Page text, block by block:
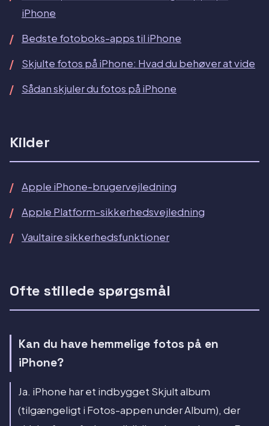
iPhone
Bedste fotoboks-apps til iPhone
Skjulte fotos på iPhone: Hvad du behøver at vide
Sådan skjuler du fotos på iPhone
Kilder
Apple iPhone-brugervejledning
Apple Platform-sikkerhedsvejledning
Vaultaire sikkerhedsfunktioner
Ofte stillede spørgsmål
Kan du have hemmelige fotos på en
iPhone?
Ja. iPhone har et indbygget Skjult album
(tilgængeligt i Fotos-appen under Album), der